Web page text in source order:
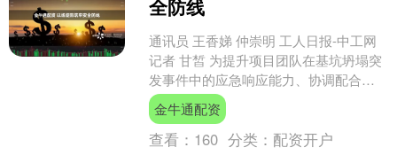
全防线
通讯员 王香娣 仲崇明 工人日报-中工网
记者 甘皙 为提升项目团队在基坑坍塌突
发事件中的应急响应能力、协调配合能
力和应急处置能力，6月26日，中铁四局
武汉090....
金牛通配资
查看： 160 分类： 配资开户